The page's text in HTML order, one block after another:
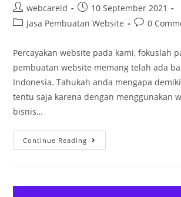
webcareid
10 September 2021
Jasa Pembuatan Website
0
Percayakan website pada kami, fokuslah
pembuatan website memang telah ada
Indonesia. Tahukah anda mengapa
tentu saja karena dengan menggunakan
bisnis…
Continue Reading